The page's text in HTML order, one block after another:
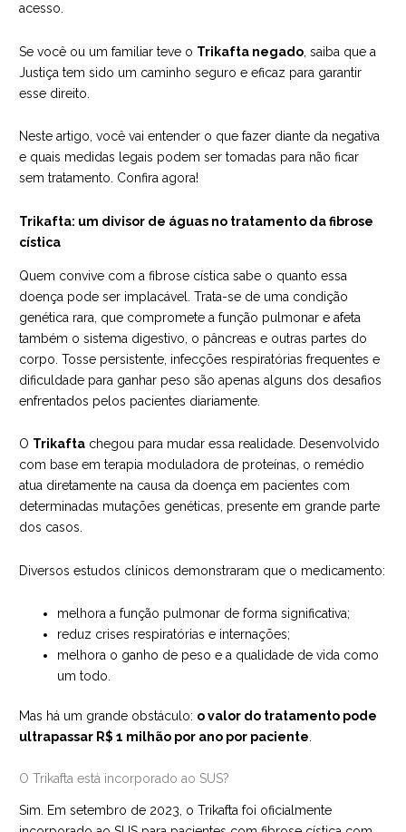
acesso.
Se você ou um familiar teve o Trikafta negado , saiba que a
Justiça tem sido um caminho seguro e eficaz para garantir
esse direito.
Neste artigo, você vai entender o que fazer diante da negativa
e quais medidas legais podem ser tomadas para não ficar
sem tratamento. Confira agora!
Trikafta: um divisor de águas no tratamento da fibrose
cística
Quem convive com a fibrose cística sabe o quanto essa
doença pode ser implacável. Trata-se de uma condição
genética rara, que compromete a função pulmonar e afeta
também o sistema digestivo, o pâncreas e outras partes do
corpo. Tosse persistente, infecções respiratórias frequentes e
dificuldade para ganhar peso são apenas alguns dos desafios
enfrentados pelos pacientes diariamente.
O Trikafta chegou para mudar essa realidade. Desenvolvido
com base em terapia moduladora de proteínas, o remédio
atua diretamente na causa da doença em pacientes com
determinadas mutações genéticas, presente em grande parte
dos casos.
Diversos estudos clínicos demonstraram que o medicamento:
melhora a função pulmonar de forma significativa;
reduz crises respiratórias e internações;
melhora o ganho de peso e a qualidade de vida como
um todo.
Mas há um grande obstáculo: o valor do tratamento pode
ultrapassar R$ 1 milhão por ano por paciente
O Trikafta está incorporado ao SUS?
Sim. Em setembro de 2023, o Trikafta foi oficialmente